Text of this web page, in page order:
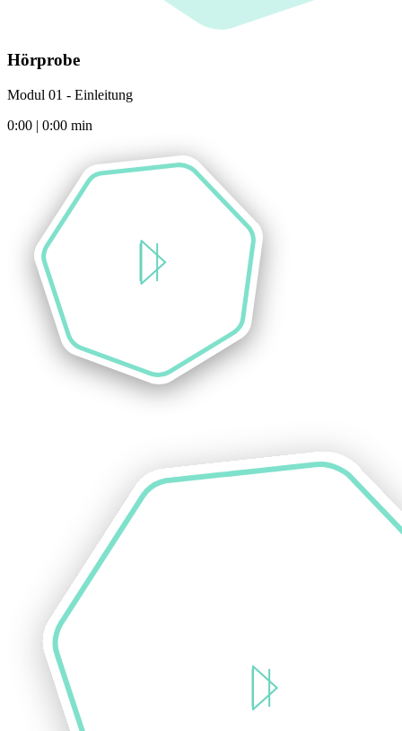
Hörprobe
Modul 01 - Einleitung
0:00 | 0:00 min